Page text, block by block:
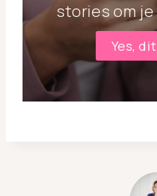
stories om
Yes,